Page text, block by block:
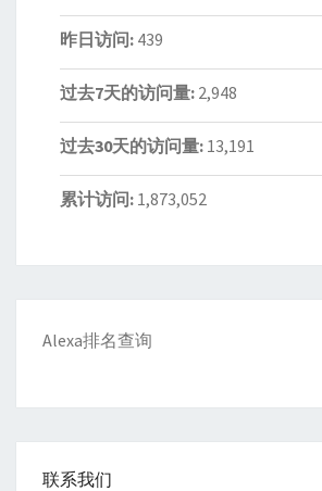
昨日访问: 439
过去7天的访问量: 2,948
过去30天的访问量: 13,191
累计访问: 1,873,052
Alexa排名查询
联系我们